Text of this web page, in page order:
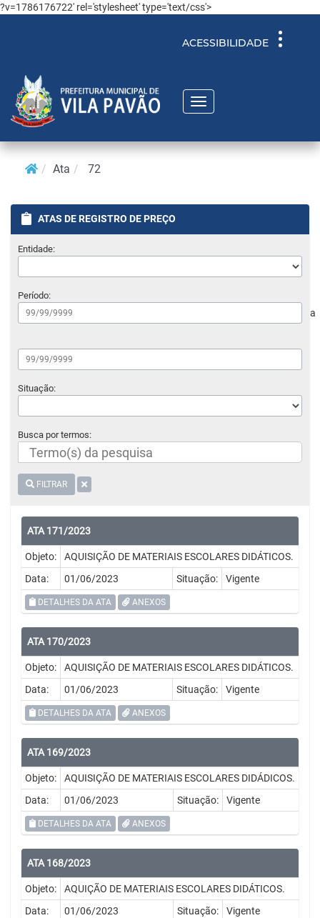
?v=1786176722' rel='stylesheet' type='text/css'>
Toggle
ACESSIBILIDADE
Toggle
navigation
Ata 72
ATAS DE REGISTRO DE PREÇO
Entidade:
Período:
a
Situação:
Busca por termos:
FILTRAR
ATA 171/2023
Objeto:
AQUISIÇÃO DE MATERIAIS ESCOLARES DIDÁTICOS.
Data:
01/06/2023 Situação: Vigente
DETALHES DA ATA ANEXOS
ATA 170/2023
Objeto:
AQUISIÇÃO DE MATERIAIS ESCOLARES DIDÁTICOS.
Data:
01/06/2023 Situação: Vigente
DETALHES DA ATA ANEXOS
ATA 169/2023
Objeto:
AQUISIÇÃO DE MATERIAIS ESCOLARES DIDÁDICOS.
Data:
01/06/2023 Situação: Vigente
DETALHES DA ATA ANEXOS
ATA 168/2023
Objeto:
AQUIÇÃO DE MATERIAIS ESCOLARES DIDÁTICOS.
Data:
01/06/2023 Situação: Vigente